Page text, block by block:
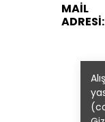
MAİL
ADRESİ: